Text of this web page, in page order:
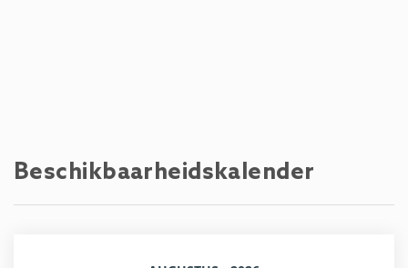
Treinstation - Bahnhof Zell am See 2,8 km
Beschikbaarheidskalender